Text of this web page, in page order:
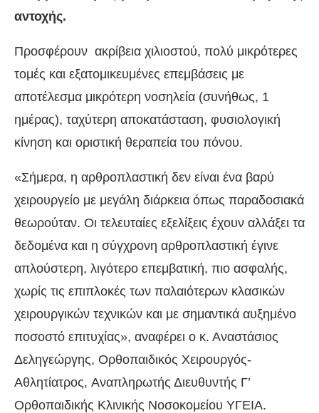
αντοχής.
Προσφέρουν ακρίβεια χιλιοστού, πολύ μικρότερες
τομές και εξατομικευμένες επεμβάσεις με
αποτέλεσμα μικρότερη νοσηλεία (συνήθως, 1
ημέρας), ταχύτερη αποκατάσταση, φυσιολογική
κίνηση και οριστική θεραπεία του πόνου.
«Σήμερα, η αρθροπλαστική δεν είναι ένα βαρύ
χειρουργείο με μεγάλη διάρκεια όπως παραδοσιακά
θεωρούταν. Οι τελευταίες εξελίξεις έχουν αλλάξει τα
δεδομένα και η σύγχρονη αρθροπλαστική έγινε
απλούστερη, λιγότερο επεμβατική, πιο ασφαλής,
χωρίς τις επιπλοκές των παλαιότερων κλασικών
χειρουργικών τεχνικών και με σημαντικά αυξημένο
ποσοστό επιτυχίας», αναφέρει ο κ. Αναστάσιος
Δεληγεώργης, Ορθοπαιδικός Χειρουργός-
Αθλητίατρος, Aναπληρωτής Διευθυντής Γ’
Ορθοπαιδικής Κλινικής Νοσοκομείου ΥΓΕΙΑ.